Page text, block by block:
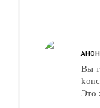
Вы
Это